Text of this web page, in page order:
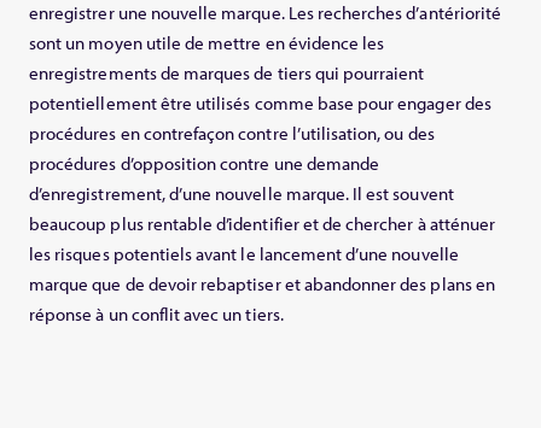
enregistrer une nouvelle marque. Les recherches d’antériorité
sont un moyen utile de mettre en évidence les
enregistrements de marques de tiers qui pourraient
potentiellement être utilisés comme base pour engager des
procédures en contrefaçon contre l’utilisation, ou des
procédures d’opposition contre une demande
d’enregistrement, d’une nouvelle marque. Il est souvent
beaucoup plus rentable d’identifier et de chercher à atténuer
les risques potentiels avant le lancement d’une nouvelle
marque que de devoir rebaptiser et abandonner des plans en
réponse à un conflit avec un tiers.